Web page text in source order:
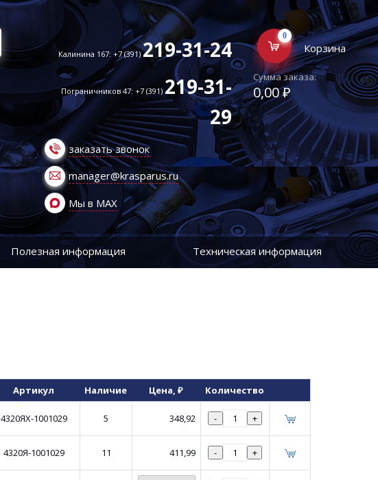
Калинина 167: +7 (391)219-31-24
Пограничников 47: +7 (391)219-31-
29
заказать звонок
manager@krasparus.ru
Мы в MAX
0
Корзина
Сумма заказа:
0,00 ₽
Полезная информация Техническая информация
Артикул Наличие Цена, ₽ Количество
4320ЯХ-1001029 5 348,92 - +
4320Я-1001029 11 411,99 - +